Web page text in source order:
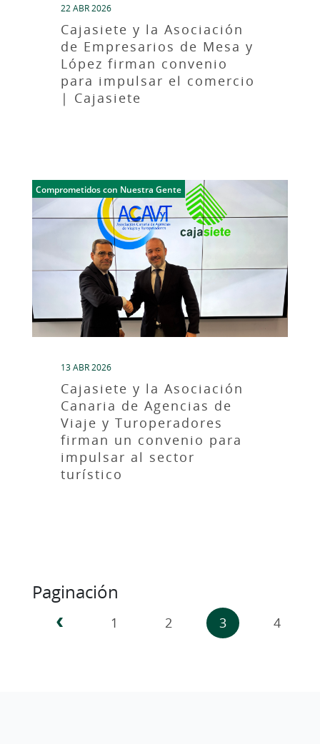
22 ABR 2026
Cajasiete y la Asociación
de Empresarios de Mesa y
López firman convenio
para impulsar el comercio
| Cajasiete
Comprometidos con Nuestra Gente
13 ABR 2026
Cajasiete y la Asociación
Canaria de Agencias de
Viaje y Turoperadores
firman un convenio para
impulsar al sector
turístico
Paginación
‹ 1 2 3 4